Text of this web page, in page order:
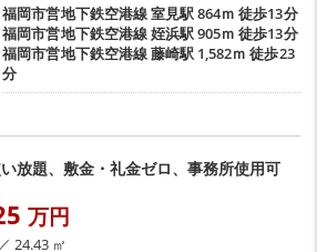
福岡市営地下鉄空港線室見駅864ｍ 徒歩13分
福岡市営地下鉄空港線姪浜駅905ｍ 徒歩13分
福岡市営地下鉄空港線藤崎駅 1,582ｍ 徒歩23
分
放題、敷金・礼金ゼロ、事務所使用可
万円
24.43 ㎡